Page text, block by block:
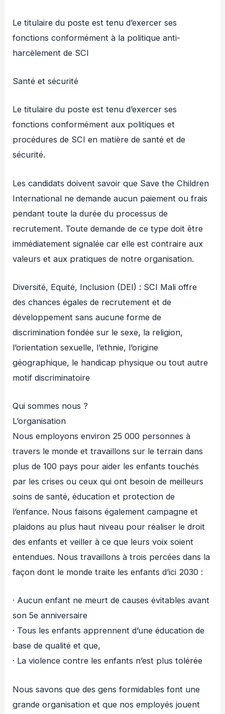
Le titulaire du poste est tenu d’exercer ses
fonctions conformément à la politique anti-
harcèlement de SCI
Santé et sécurité
Le titulaire du poste est tenu d’exercer ses
fonctions conformément aux politiques et
procédures de SCI en matière de santé et de
sécurité.
Les candidats doivent savoir que Save the Children
International ne demande aucun paiement ou frais
pendant toute la durée du processus de
recrutement. Toute demande de ce type doit être
immédiatement signalée car elle est contraire aux
valeurs et aux pratiques de notre organisation.
Diversité, Equité, Inclusion (DEI) : SCI Mali offre
des chances égales de recrutement et de
développement sans aucune forme de
discrimination fondée sur le sexe, la religion,
l’orientation sexuelle, l’ethnie, l’origine
géographique, le handicap physique ou tout autre
motif discriminatoire
Qui sommes nous ?
L’organisation
Nous employons environ 25 000 personnes à
travers le monde et travaillons sur le terrain dans
plus de 100 pays pour aider les enfants touchés
par les crises ou ceux qui ont besoin de meilleurs
soins de santé, éducation et protection de
l’enfance. Nous faisons également campagne et
plaidons au plus haut niveau pour réaliser le droit
des enfants et veiller à ce que leurs voix soient
entendues. Nous travaillons à trois percées dans la
façon dont le monde traite les enfants d’ici 2030 :
· Aucun enfant ne meurt de causes évitables avant
son 5e anniversaire
· Tous les enfants apprennent d’une éducation de
base de qualité et que,
· La violence contre les enfants n’est plus tolérée
Nous savons que des gens formidables font une
grande organisation et que nos employés jouent